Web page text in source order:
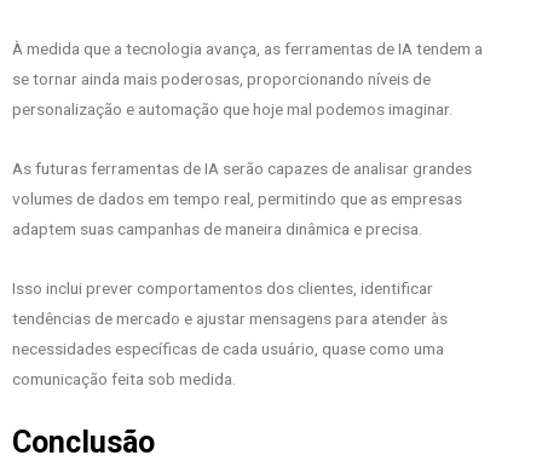
À medida que a tecnologia avança, as ferramentas de IA tendem a
se tornar ainda mais poderosas, proporcionando níveis de
personalização e automação que hoje mal podemos imaginar.
As futuras ferramentas de IA serão capazes de analisar grandes
volumes de dados em tempo real, permitindo que as empresas
adaptem suas campanhas de maneira dinâmica e precisa.
Isso inclui prever comportamentos dos clientes, identificar
tendências de mercado e ajustar mensagens para atender às
necessidades específicas de cada usuário, quase como uma
comunicação feita sob medida.
Conclusão